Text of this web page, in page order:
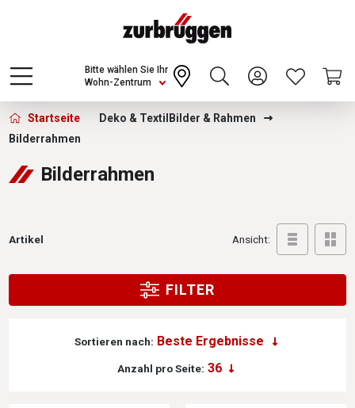
Choose a different country or region to see
content for your location and shop online
CONTINUE
Wohn-Zentrum
Bitte wählen Sie Ihr
Zurbrüggen - Bilderrahmen
Startseite Deko & Textil Bilder & Rahmen
Bilderrahmen
Bilderrahmen
Artikel Ansicht:
FILTER
Sortieren nach:
Anzahl pro Seite: